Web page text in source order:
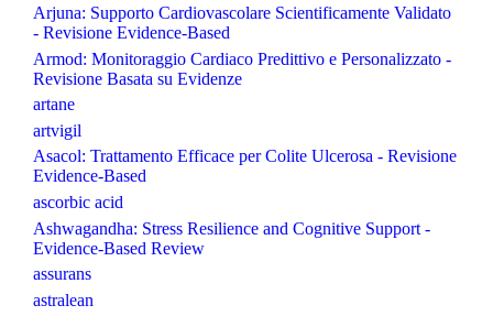
Arjuna: Supporto Cardiovascolare Scientificamente Validato
- Revisione Evidence-Based
Armod: Monitoraggio Cardiaco Predittivo e Personalizzato -
Revisione Basata su Evidenze
artane
artvigil
Asacol: Trattamento Efficace per Colite Ulcerosa - Revisione
Evidence-Based
ascorbic acid
Ashwagandha: Stress Resilience and Cognitive Support -
Evidence-Based Review
assurans
astralean